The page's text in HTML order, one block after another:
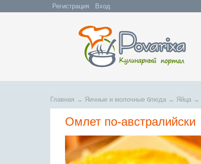
Регистрация Вход
Главная → Яичные и молочные блюда → Яйца →
Омлет по-австралийски